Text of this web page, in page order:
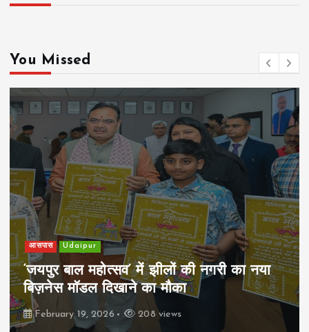
You Missed
खेल Udaipur
पिम्स मेवाड़ कप 2026: क्रॉसवर्ड व आदित्यम
रियल स्टेट्स ने मुकाबले जीते
February 19, 2026 160 views